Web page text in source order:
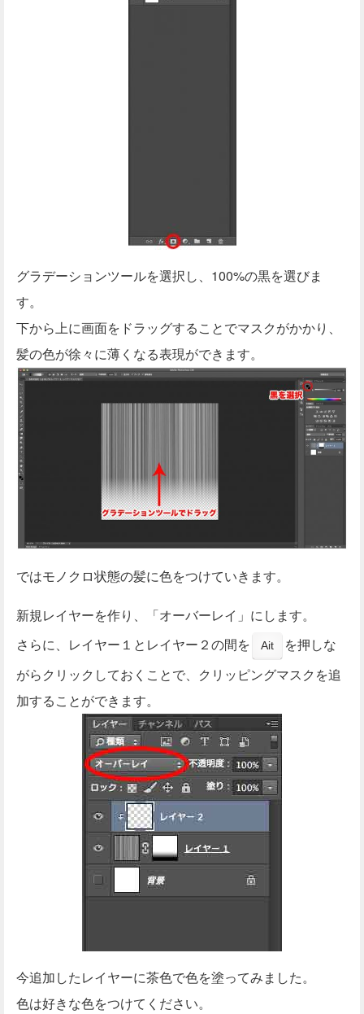
グラデーションツールを選択し、100%の黒を選びま
す。
下から上に画面をドラッグすることでマスクがかかり、
髪の色が徐々に薄くなる表現ができます。
ではモノクロ状態の髪に色をつけていきます。
新規レイヤーを作り、「オーバーレイ」にします。
さらに、レイヤー１とレイヤー２の間を
Ait
を押しな
がらクリックしておくことで、クリッピングマスクを追
加することができます。
今追加したレイヤーに茶色で色を塗ってみました。
色は好きな色をつけてください。